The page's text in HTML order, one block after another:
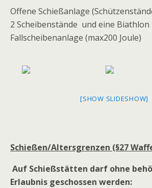
Offene Schießanlage
2 Scheibenstände und eine Biathlon
Fallscheibenanlage (max200 Joule)
[SHOW SLIDESHOW]
Schießen/Altersgrenzen (§27
Auf Schießstätten darf ohne
Erlaubnis geschossen werden: